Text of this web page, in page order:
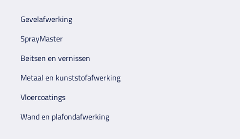
Gevelafwerking
SprayMaster
Beitsen en vernissen
Metaal en kunststofafwerking
Vloercoatings
Wand en plafondafwerking